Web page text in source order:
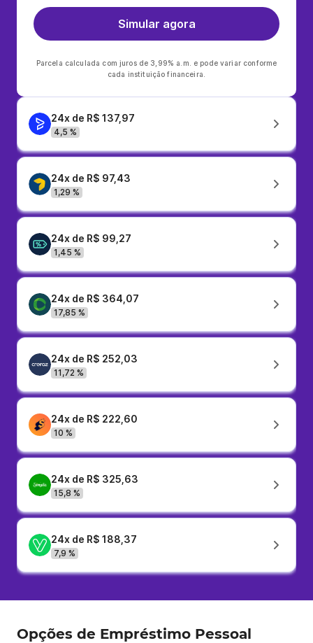
Simular agora
Parcela calculada com juros de 3,99% a.m. e pode variar conforme
cada instituição financeira.
24x de R$ 137,97
4,5 %
24x de R$ 97,43
1,29 %
24x de R$ 99,27
1,45 %
24x de R$ 364,07
17,85 %
24x de R$ 252,03
11,72 %
24x de R$ 222,60
10 %
24x de R$ 325,63
15,8 %
24x de R$ 188,37
7,9 %
Opções de Empréstimo Pessoal